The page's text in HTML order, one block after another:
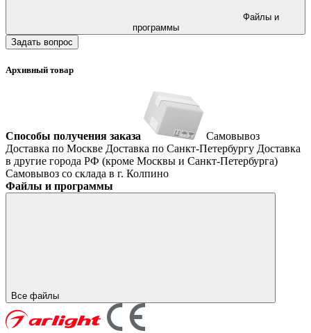
программы
Задать вопрос
Архивный товар
Способы получения заказа
Самовывоз
Доставка по Москве Доставка по Санкт-Петербургу Доставка
в другие города РФ (кроме Москвы и Санкт-Петербурга)
Самовывоз со склада в г. Колпино
Файлы и программы
Все файлы